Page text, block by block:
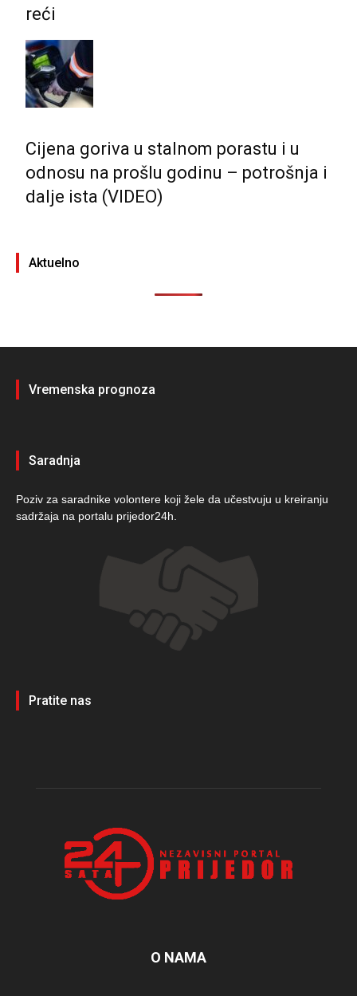
reći
Cijena goriva u stalnom porastu i u
odnosu na prošlu godinu – potrošnja i
dalje ista (VIDEO)
Aktuelno
Vremenska prognoza
Saradnja
Poziv za saradnike volontere koji žele da učestvuju u kreiranju
sadržaja na portalu prijedor24h.
Pratite nas
O NAMA